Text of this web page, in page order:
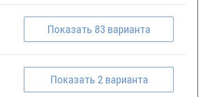
Показать 83 варианта
Показать 2 варианта